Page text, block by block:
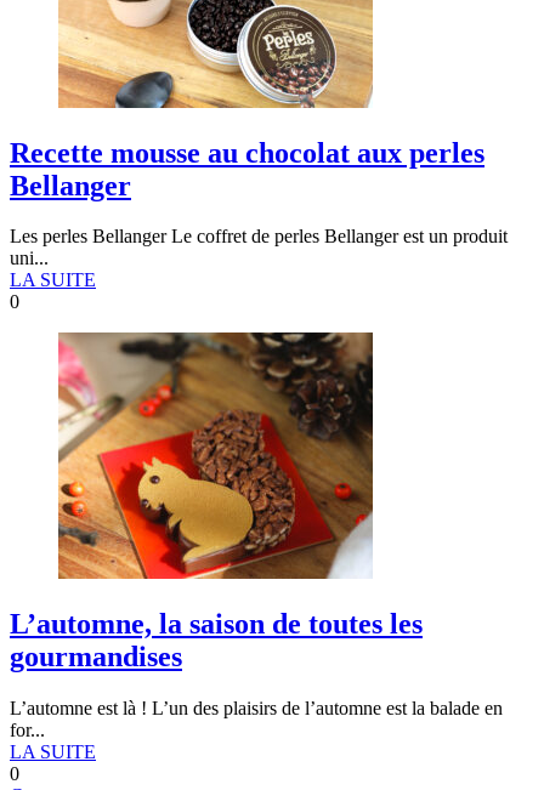
Recette mousse au chocolat aux perles
Bellanger
Les perles Bellanger Le coffret de perles Bellanger est un produit
uni...
LA SUITE
0
L’automne, la saison de toutes les
gourmandises
L’automne est là ! L’un des plaisirs de l’automne est la balade en
for...
LA SUITE
0